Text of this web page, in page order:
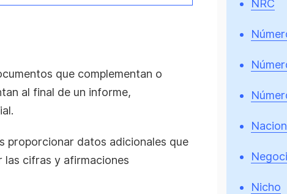
que complementan o
al final de un informe,
proporcionar datos adicionales que
las cifras y afirmaciones
NRC
Nicho